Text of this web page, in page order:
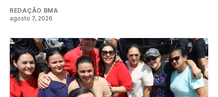
REDAÇÃO BMA
agosto 7, 2026